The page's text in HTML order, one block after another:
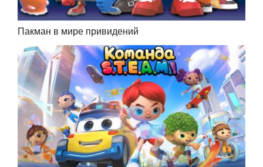
Пакман в мире привидений